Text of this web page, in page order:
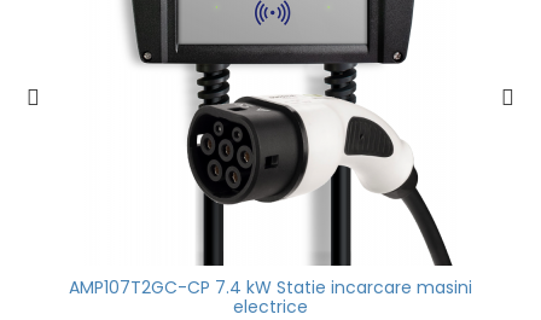
AMP107T2GC-CP 7.4 kW Statie incarcare masini
electrice